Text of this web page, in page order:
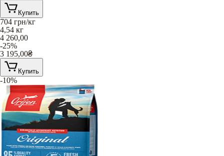
Купить
704 грн/кг
4,54 кг
4 260,00
-25%
3 195,00₴
Купить
-10%